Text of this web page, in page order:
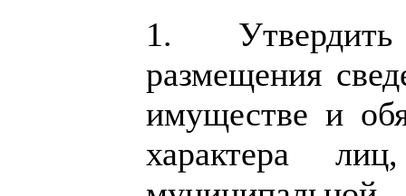
1.
размещения
имуществе и
характера